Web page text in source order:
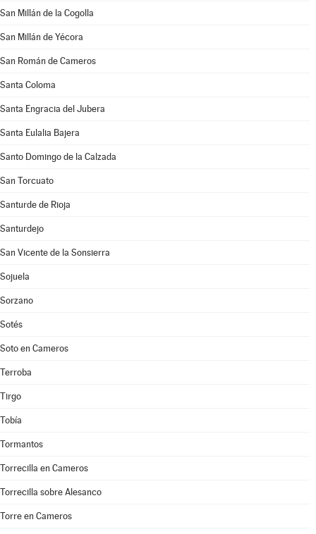
San Millán de la Cogolla
San Millán de Yécora
San Román de Cameros
Santa Coloma
Santa Engracia del Jubera
Santa Eulalia Bajera
Santo Domingo de la Calzada
San Torcuato
Santurde de Rioja
Santurdejo
San Vicente de la Sonsierra
Sojuela
Sorzano
Sotés
Soto en Cameros
Terroba
Tirgo
Tobía
Tormantos
Torrecilla en Cameros
Torrecilla sobre Alesanco
Torre en Cameros